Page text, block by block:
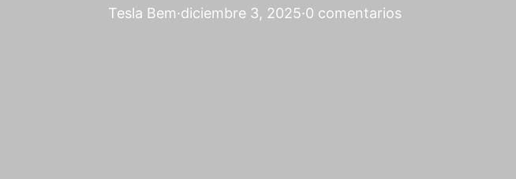
Tesla Bem·diciembre 3, 2025·0 comentarios